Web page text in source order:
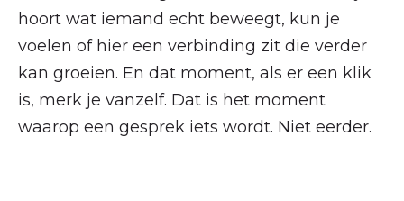
hoort wat iemand echt beweegt, kun je
voelen of hier een verbinding zit die verder
kan groeien. En dat moment, als er een klik
is, merk je vanzelf. Dat is het moment
waarop een gesprek iets wordt. Niet eerder.